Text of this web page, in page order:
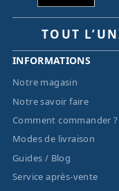
TOUT
INFORMATIONS
Notre magasin
Notre savoir faire
Comment commander ?
Modes de livraison
Guides / Blog
Service après-vente